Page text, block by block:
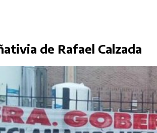
de Rafael Calzada